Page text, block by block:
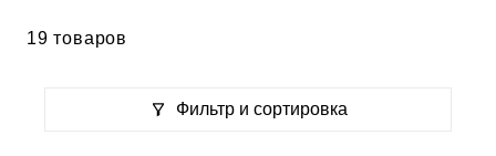
Фильтр и сортировка
19 товаров